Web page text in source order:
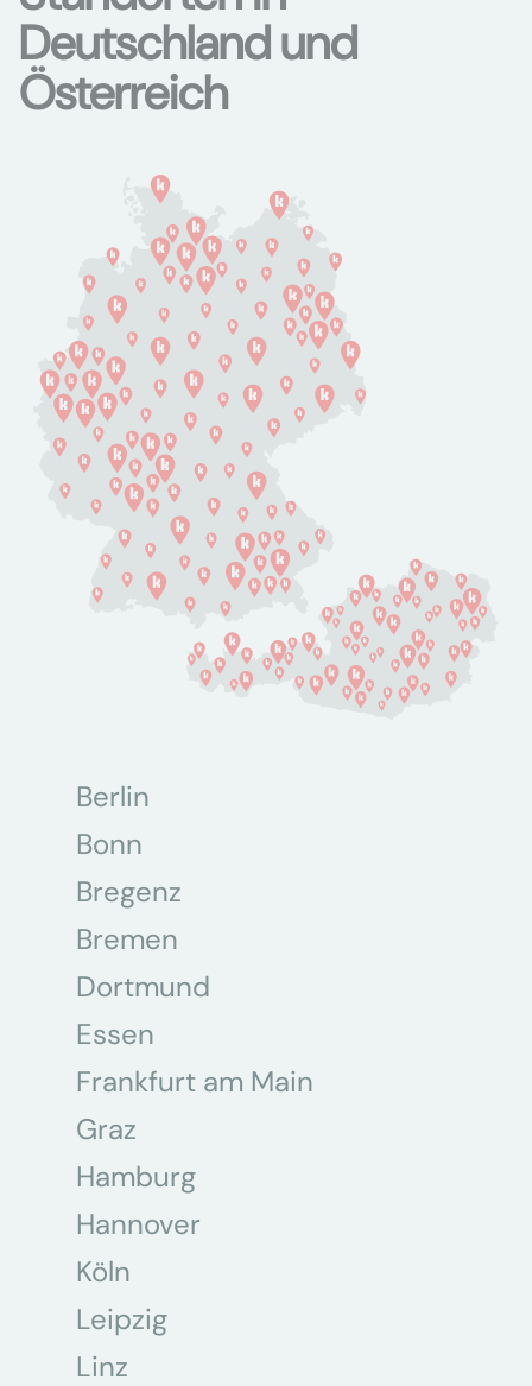
Deutschland und
Österreich
Berlin
Bonn
Bregenz
Bremen
Dortmund
Essen
Frankfurt am Main
Graz
Hamburg
Hannover
Köln
Leipzig
Linz